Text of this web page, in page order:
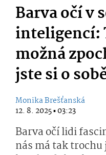
Barva očí v
inteligencí:
možná
jste si o
Monika Brešťanská
12. 8. 2025 ▪ 03:23
Barva očí lidi
nás má tak